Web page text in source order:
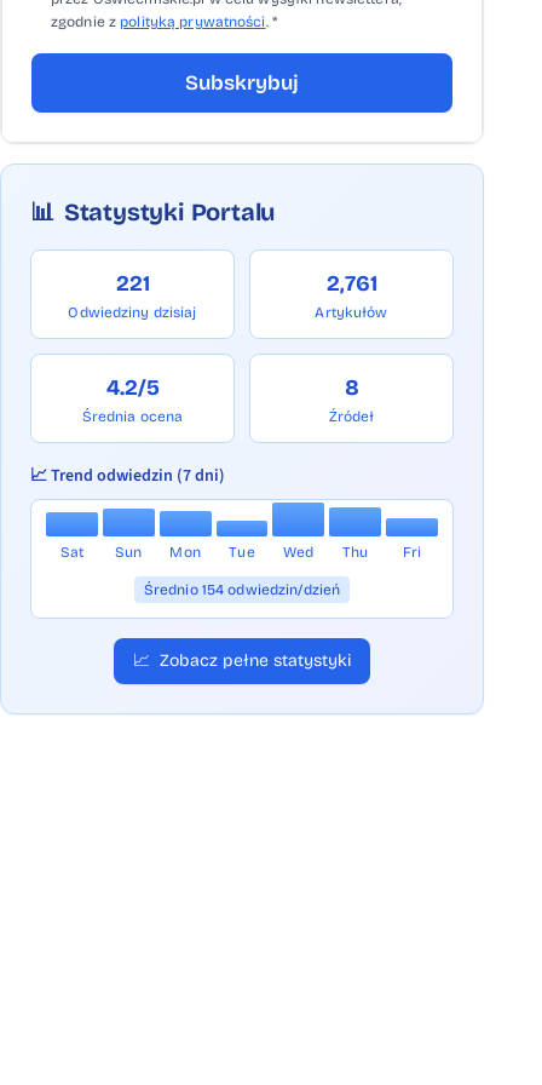
zgodnie z polityką prywatności. *
Subskrybuj
📊 Statystyki Portalu
221
Odwiedziny dzisiaj
2,761
Artykułów
4.2/5
Średnia ocena
8
Źródeł
📈 Trend odwiedzin (7 dni)
Sat Sun Mon Tue Wed Thu Fri
Średnio 154 odwiedzin/dzień
📈 Zobacz pełne statystyki